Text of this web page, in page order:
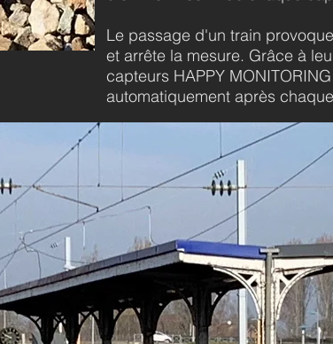
Le passage d'un train
et arrête la mesure. Grâce à
capteurs HAPPY
automatiquement après